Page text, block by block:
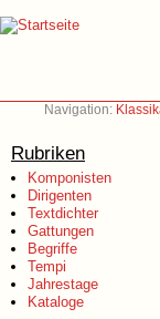
Navigation:
Rubriken
Komponisten
Dirigenten
Textdichter
Gattungen
Begriffe
Tempi
Jahrestage
Kataloge